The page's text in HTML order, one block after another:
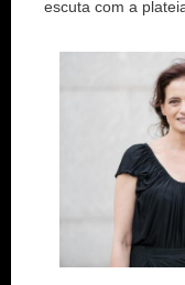
escuta com a